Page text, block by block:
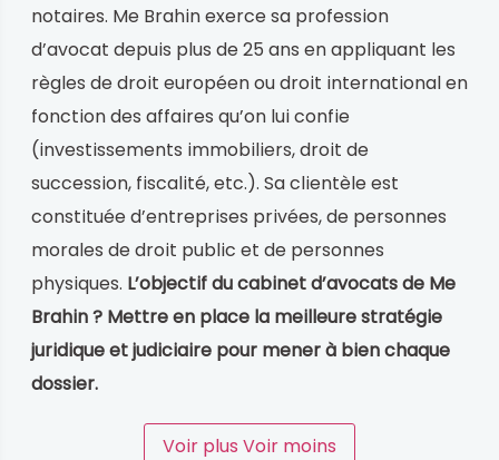
notaires. Me Brahin exerce sa profession
d’avocat depuis plus de 25 ans en appliquant les
règles de droit européen ou droit international en
fonction des affaires qu’on lui confie
(investissements immobiliers, droit de
succession, fiscalité, etc.). Sa clientèle est
constituée d’entreprises privées, de personnes
morales de droit public et de personnes
physiques. L’objectif du cabinet d’avocats de Me
Brahin ? Mettre en place la meilleure stratégie
juridique et judiciaire pour mener à bien chaque
dossier.
Voir plus Voir moins